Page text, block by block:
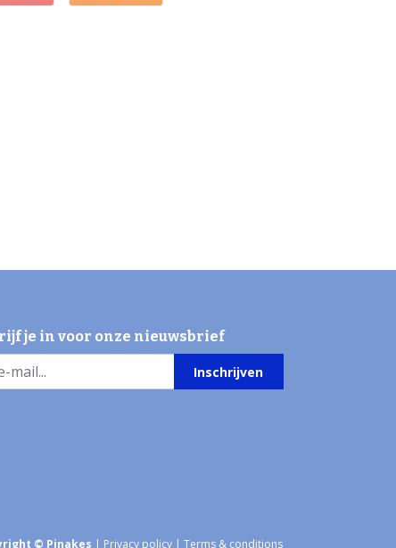
je in voor onze nieuwsbrief
Inschrijven
© Pinakes | Privacy policy | Terms & conditions